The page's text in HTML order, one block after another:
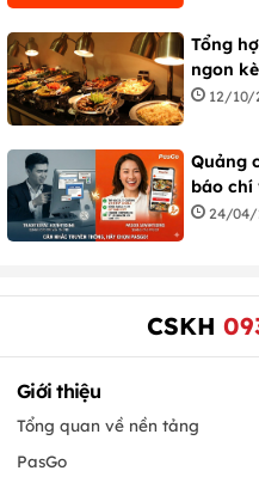
Tổng
ngon
12/10/
Quảng
báo chí
24/04/
CSKH
Giới thiệu
Tổng quan về nền tảng
PasGo